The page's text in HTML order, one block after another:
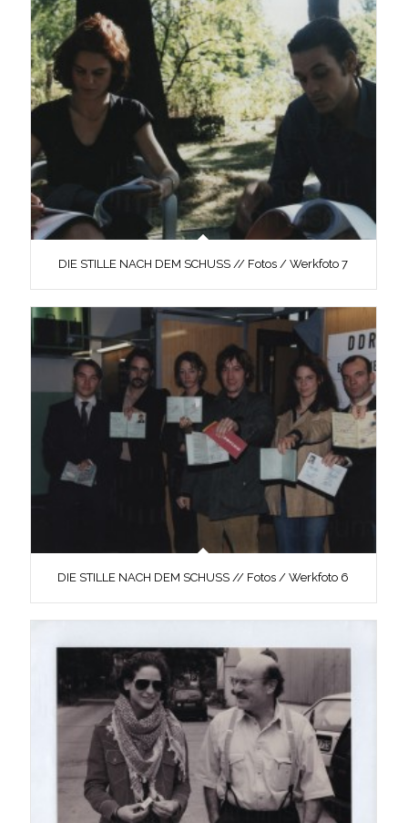
DIE STILLE NACH DEM SCHUSS // Fotos / Werkfoto 7
DIE STILLE NACH DEM SCHUSS // Fotos / Werkfoto 6